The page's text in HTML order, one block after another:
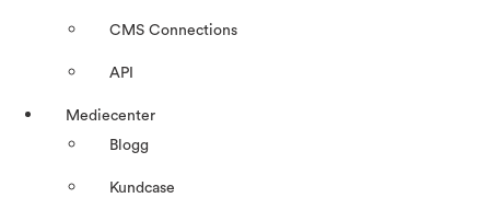
CMS Connections
API
Mediecenter
Blogg
Kundcase